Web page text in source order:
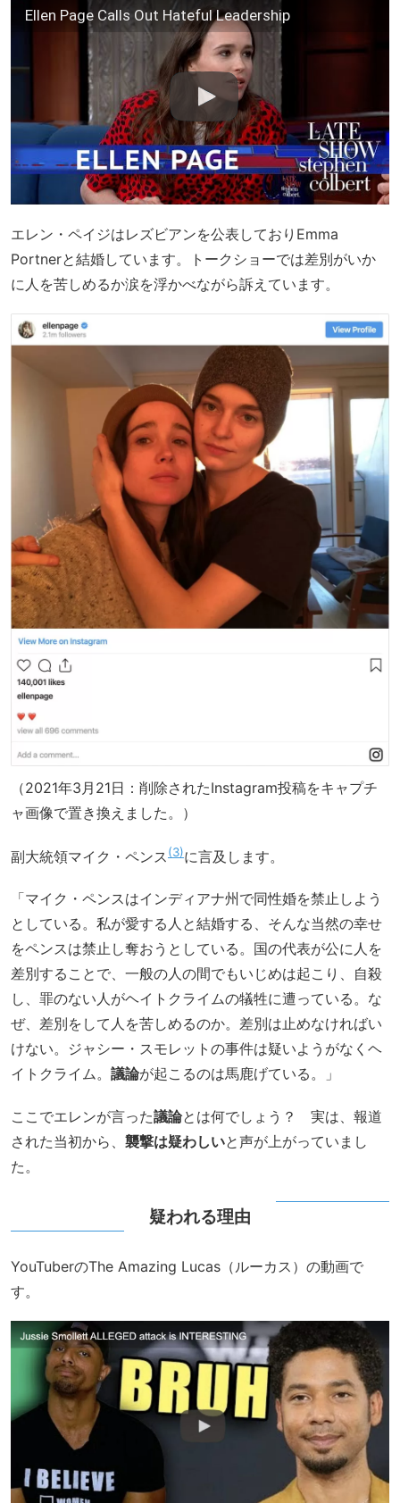
Ellen Page Calls Out Hateful Leadership
エレン・ペイジはレズビアンを公表しておりEmma
Portnerと結婚しています。トークショーでは差別がいか
に人を苦しめるか涙を浮かべながら訴えています。
（2021年3月21日：削除されたInstagram投稿をキャプチ
ャ画像で置き換えました。）
副大統領マイク・ペンス 3 に言及します。
「マイク・ペンスはインディアナ州で同性婚を禁止しよう
としている。私が愛する人と結婚する、そんな当然の幸せ
をペンスは禁止し奪おうとしている。国の代表が公に人を
差別することで、一般の人の間でもいじめは起こり、自殺
し、罪のない人がヘイトクライムの犠牲に遭っている。な
ぜ、差別をして人を苦しめるのか。差別は止めなければい
けない。ジャシー・スモレットの事件は疑いようがなくヘ
イトクライム。 議論が起こるのは馬鹿げている。」
ここでエレンが言った議論とは何でしょう？ 実は、報道
された当初から、 襲撃は疑わしいと声が上がっていまし
た。
疑われる理由
YouTuberのThe Amazing Lucas（ルーカス）の動画で
す。